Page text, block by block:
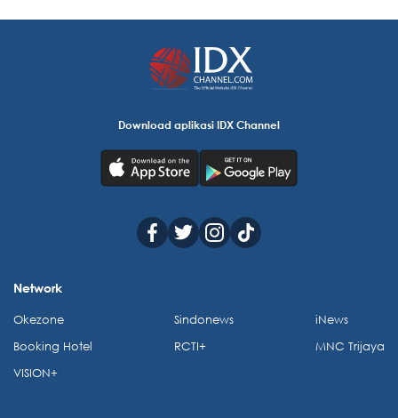
Download aplikasi IDX Channel
Network
Okezone
Booking Hotel
VISION+
Sindonews
RCTI+
iNews
MNC Trijaya